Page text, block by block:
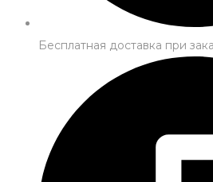
Бесплатная доставка при